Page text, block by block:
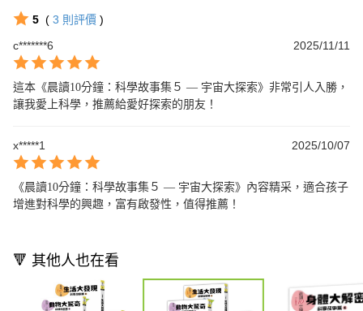
5 ( 3 則評價 )
c*******6
2025/11/11
這本《晨讀10分鐘：科學故事集５ — 宇宙大探索》非常引人入勝，
讓我愛上科學，推薦給愛好探索的朋友！
x*****1 2025/10/07
《晨讀10分鐘：科學故事集５ — 宇宙大探索》內容精采，適合孩子
增進對科學的興趣，富有啟發性，值得推薦！
🔻 其他人也在看